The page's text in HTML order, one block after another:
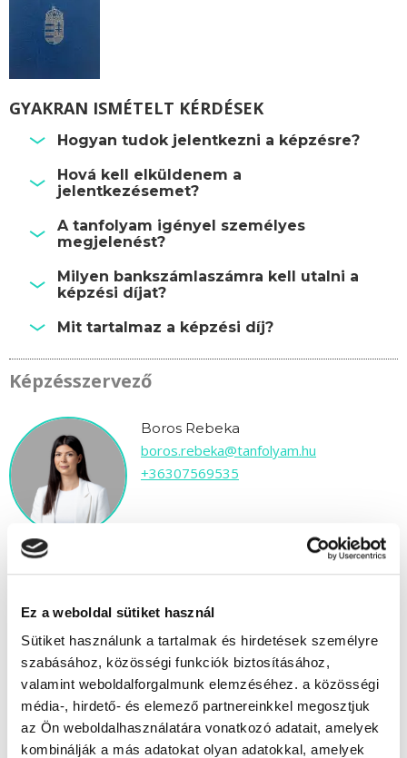
Ez a weboldal sütiket használ
Sütiket használunk a tartalmak és hirdetések személyre
szabásához, közösségi funkciók biztosításához,
valamint weboldalforgalmunk elemzéséhez. a közösségi
média-, hirdető- és elemező partnereinkkel megosztjuk
az Ön weboldalhasználatára vonatkozó adatait, amelyek
kombinálják a más adatokat olyan adatokkal, amelyek
GYAKRAN ISMÉTELT KÉRDÉSEK
Hogyan tudok jelentkezni a képzésre?
Hová kell elküldenem a
jelentkezésemet?
A tanfolyam igényel személyes
megjelenést?
Milyen bankszámlaszámra kell utalni a
képzési díjat?
Mit tartalmaz a képzési díj?
Képzésszervező
Boros Rebeka
boros.rebeka@tanfolyam.hu
+36307569535
" F " csoport
43 nap az indulásig!
Időtartam:3 hónap
Indulás időpontja:2026-09-21
Képzés ára:65 000 Ft